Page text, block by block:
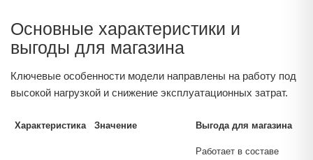
Основные характеристики и
выгоды для магазина
Ключевые особенности модели направлены на работу под
высокой нагрузкой и снижение эксплуатационных затрат.
Характеристика Значение Выгода для магазина
Работает в составе